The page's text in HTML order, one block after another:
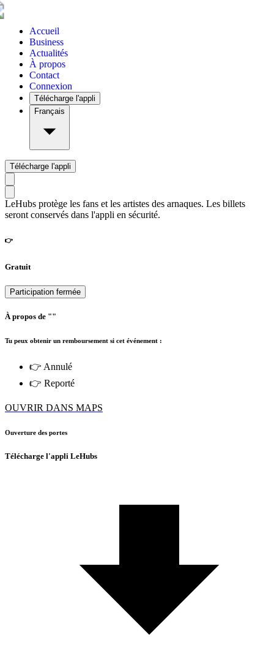
Accueil
Business
Actualités
À propos
Contact
Connexion
Télécharge l'appli
Français
Télécharge l'appli
LeHubs protège les fans et les artistes des arnaques. Les billets
seront conservés dans l'appli en sécurité.
👉
Gratuit
Participation fermée
À propos de ""
Tu peux obtenir un remboursement si cet événement :
👉 Annulé
👉 Reporté
OUVRIR DANS MAPS
Ouverture des portes
Télécharge l'appli LeHubs